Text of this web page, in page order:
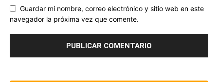
Guardar mi nombre, correo electrónico y sitio web en este
navegador la próxima vez que comente.